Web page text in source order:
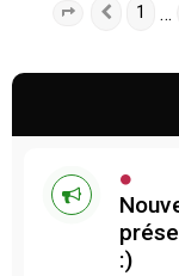
Page 16 sur
1 …
:)